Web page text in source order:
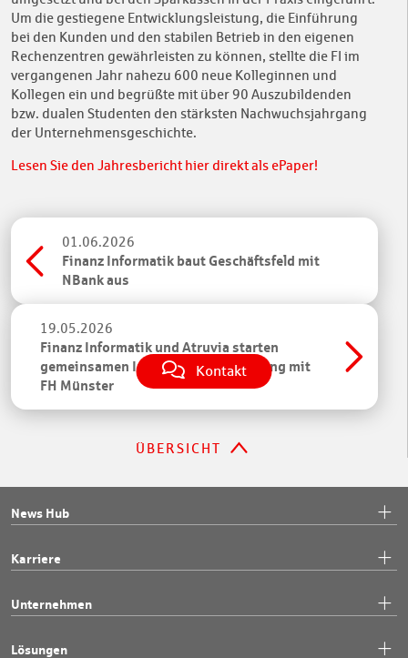
Kontakt
Um die gestiegene Entwicklungsleistung, die Einführung
bei den Kunden und den stabilen Betrieb in den eigenen
Rechenzentren gewährleisten zu können, stellte die FI im
vergangenen Jahr nahezu 600 neue Kolleginnen und
Kollegen ein und begrüßte mit über 90 Auszubildenden
bzw. dualen Studenten den stärksten Nachwuchsjahrgang
der Unternehmensgeschichte.
Lesen Sie den Jahresbericht hier direkt als ePaper!
01.06.2026
Finanz Informatik baut Geschäftsfeld mit
NBank aus
19.05.2026
Finanz Informatik und Atruvia starten
gemeinsamen Informatik-Studiengang mit
FH Münster
ÜBERSICHT
News Hub
Karriere
Unternehmen
Lösungen